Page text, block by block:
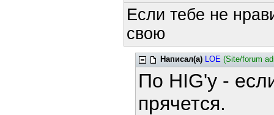
Если тебе не
свою
Написал(а) LOE (Site/forum
По HIG'у -
прячется.